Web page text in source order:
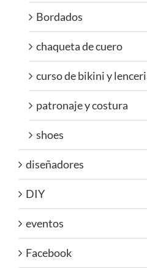
Bordados
chaqueta de cuero
curso de bikini y
patronaje y costura
shoes
diseñadores
DIY
eventos
Facebook